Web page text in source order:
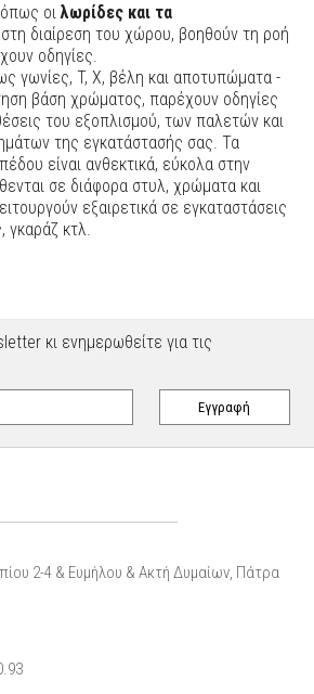
όπως οι λωρίδες και τα
διαίρεση του χώρου, βοηθούν τη ροή
οδηγίες.
γωνίες, T, X, βέλη και αποτυπώματα -
βάση χρώματος, παρέχουν οδηγίες
του εξοπλισμού, των παλετών και
της εγκατάστασής σας. Τα
είναι ανθεκτικά, εύκολα στην
σε διάφορα στυλ, χρώματα και
εξαιρετικά σε εγκαταστάσεις
κτλ.
κι ενημερωθείτε για τις
2-4 & Ευμήλου & Ακτή Δυμαίων, Πάτρα